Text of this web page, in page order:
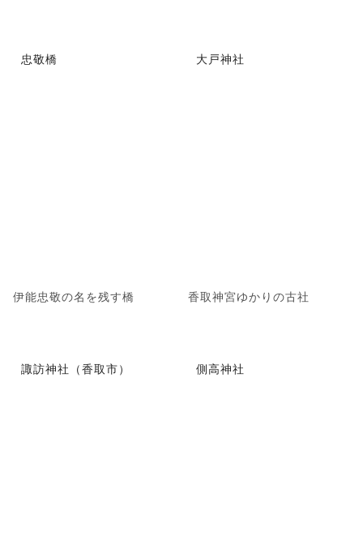
忠敬橋
伊能忠敬の名を残す橋
大戸神社
香取神宮ゆかりの古社
諏訪神社（香取市） 側高神社